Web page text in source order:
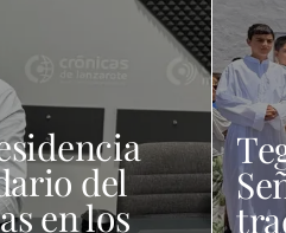
del
en los